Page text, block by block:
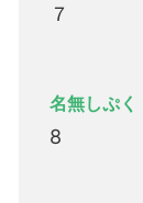
７
名無しぷく
8